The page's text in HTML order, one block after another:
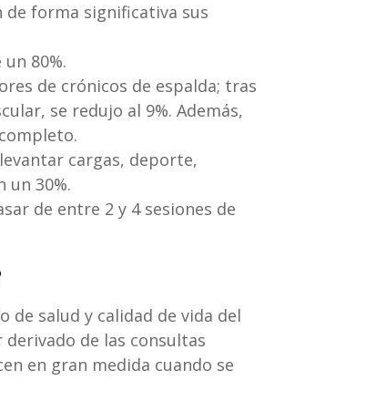
de forma significativa sus
80%.
de crónicos de espalda; tras
se redujo al 9%. Además,
cargas, deporte,
un 30%.
de entre 2 y 4 sesiones de
de salud y calidad de vida del
de las consultas
en gran medida cuando se